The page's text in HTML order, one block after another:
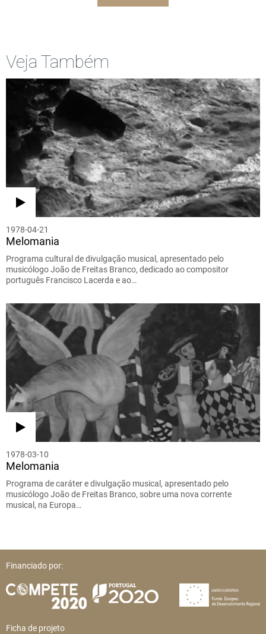
Veja Também
1978-04-21
Melomania
Programa cultural de divulgação musical, apresentado pelo
musicólogo João de Freitas Branco, dedicado ao compositor
português Francisco Lacerda e ao…
1978-03-10
Melomania
Programa de caráter e divulgação musical, apresentado pelo
musicólogo João de Freitas Branco, sobre uma nova corrente
musical, na Europa…
Financiado por:
Ficha de projeto